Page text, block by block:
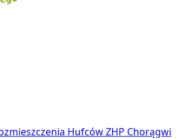
Hufców ZHP Chorągwi